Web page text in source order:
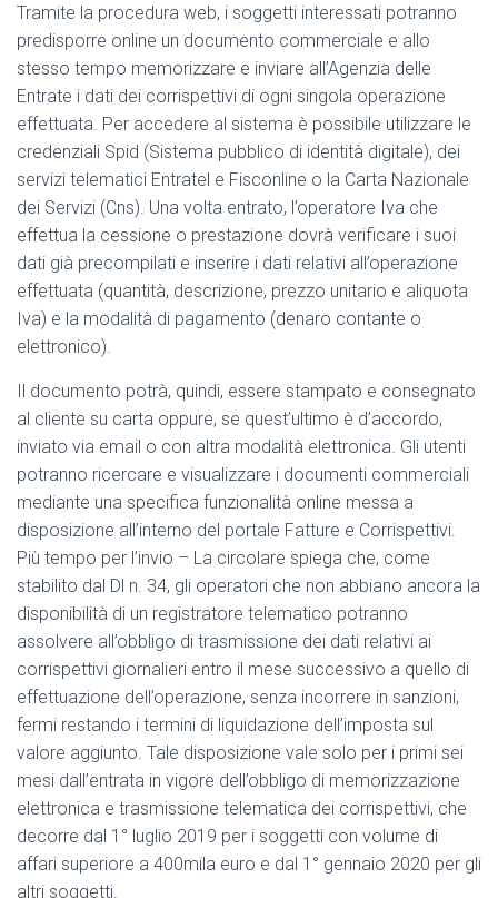
Tramite la procedura web, i soggetti interessati potranno
predisporre online un documento commerciale e allo
stesso tempo memorizzare e inviare all’Agenzia delle
Entrate i dati dei corrispettivi di ogni singola operazione
effettuata. Per accedere al sistema è possibile utilizzare le
credenziali Spid (Sistema pubblico di identità digitale), dei
servizi telematici Entratel e Fisconline o la Carta Nazionale
dei Servizi (Cns). Una volta entrato, l’operatore Iva che
effettua la cessione o prestazione dovrà verificare i suoi
dati già precompilati e inserire i dati relativi all’operazione
effettuata (quantità, descrizione, prezzo unitario e aliquota
Iva) e la modalità di pagamento (denaro contante o
elettronico).
Il documento potrà, quindi, essere stampato e consegnato
al cliente su carta oppure, se quest’ultimo è d’accordo,
inviato via email o con altra modalità elettronica. Gli utenti
potranno ricercare e visualizzare i documenti commerciali
mediante una specifica funzionalità online messa a
disposizione all’interno del portale Fatture e Corrispettivi.
Più tempo per l’invio – La circolare spiega che, come
stabilito dal Dl n. 34, gli operatori che non abbiano ancora la
disponibilità di un registratore telematico potranno
assolvere all’obbligo di trasmissione dei dati relativi ai
corrispettivi giornalieri entro il mese successivo a quello di
effettuazione dell’operazione, senza incorrere in sanzioni,
fermi restando i termini di liquidazione dell’imposta sul
valore aggiunto. Tale disposizione vale solo per i primi sei
mesi dall’entrata in vigore dell’obbligo di memorizzazione
elettronica e trasmissione telematica dei corrispettivi, che
decorre dal 1° luglio 2019 per i soggetti con volume di
affari superiore a 400mila euro e dal 1° gennaio 2020 per gli
altri soggetti.